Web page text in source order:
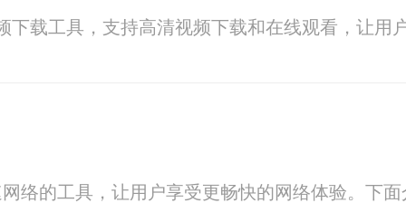
下载工具，支持高清视频下载和在线观看，让
络的工具，让用户享受更畅快的网络体验。下